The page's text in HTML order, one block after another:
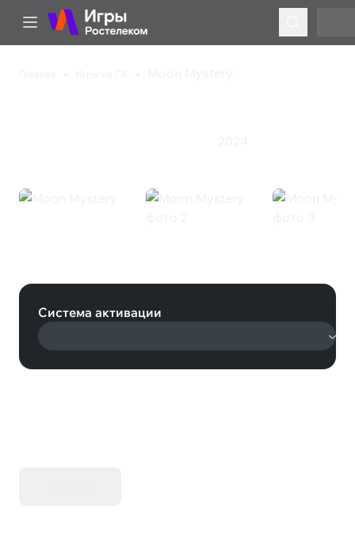
Система активации